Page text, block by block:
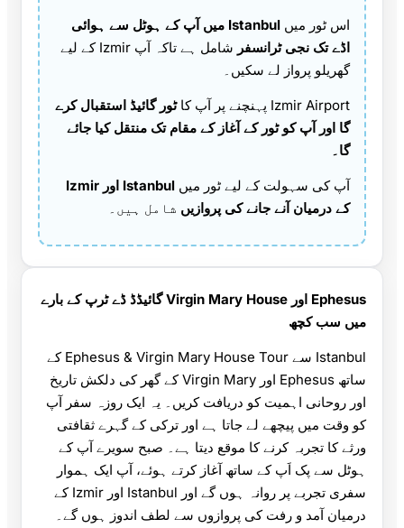
اس ٹور میں
Istanbul میں آپ کے ہوٹل سے ہوائی
اڈے تک نجی ٹرانسفر
شامل ہے تاکہ آپ Izmir کے لیے
گھریلو پرواز لے سکیں۔
Izmir Airport پہنچنے پر آپ کا
ٹور گائیڈ استقبال کرے
گا اور آپ کو ٹور کے آغاز کے مقام تک منتقل کیا جائے
گا۔
آپ کی سہولت کے لیے ٹور میں
Istanbul اور Izmir
کے درمیان آنے جانے کی پروازیں شامل ہیں۔
Ephesus اور Virgin Mary House گائیڈڈ ڈے ٹرپ کے بارے
میں سب کچھ
Istanbul سے Ephesus & Virgin Mary House Tour کے
ساتھ Ephesus اور Virgin Mary کے گھر کی دلکش تاریخ
اور روحانی اہمیت کو دریافت کریں۔ یہ ایک روزہ سفر آپ
کو وقت میں پیچھے لے جاتا ہے اور ترکی کے گہرے ثقافتی
ورثے کا تجربہ کرنے کا موقع دیتا ہے۔ صبح سویرے آپ کے
ہوٹل سے پک اَپ کے ساتھ آغاز کرتے ہوئے، آپ ایک ہموار
سفری تجربے پر روانہ ہوں گے اور Istanbul اور Izmir کے
درمیان آمد و رفت کی پروازوں سے لطف اندوز ہوں گے۔